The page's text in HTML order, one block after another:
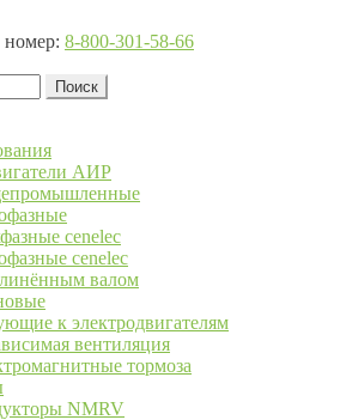
8-800-301-58-66
Поиск
АИР
cenelec
cenelec
валом
к электродвигателям
вентиляция
тормоза
NMRV